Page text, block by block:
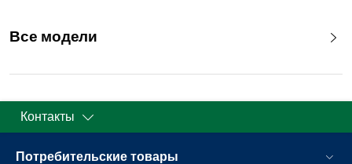
Все модели
Контакты
Потребительские товары